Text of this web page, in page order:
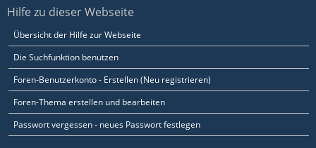
Hilfe zu dieser Webseite
Übersicht der Hilfe zur Webseite
Die Suchfunktion benutzen
Foren-Benutzerkonto - Erstellen (Neu registrieren)
Foren-Thema erstellen und bearbeiten
Passwort vergessen - neues Passwort festlegen